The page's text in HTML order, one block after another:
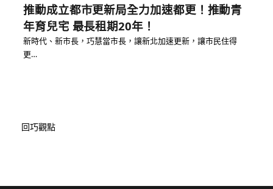
推動成立都市更新局全力加速都更！推動青
年育兒宅 最長租期20年！
新時代、新市長，巧慧當市長，讓新北加速更新，讓市民住得
更…
回巧觀點